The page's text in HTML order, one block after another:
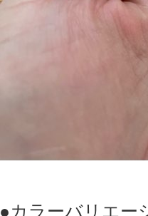
●カラーバリエー